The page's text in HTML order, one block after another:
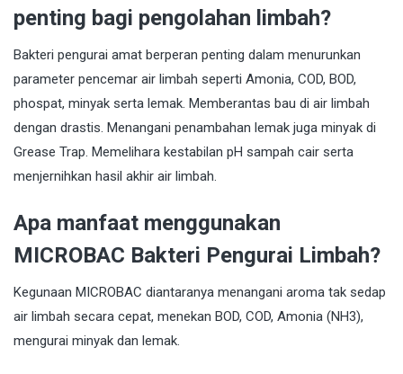
penting bagi pengolahan limbah?
Bakteri pengurai amat berperan penting dalam menurunkan
parameter pencemar air limbah seperti Amonia, COD, BOD,
phospat, minyak serta lemak. Memberantas bau di air limbah
dengan drastis. Menangani penambahan lemak juga minyak di
Grease Trap. Memelihara kestabilan pH sampah cair serta
menjernihkan hasil akhir air limbah.
Apa manfaat menggunakan
MICROBAC Bakteri Pengurai Limbah?
Kegunaan MICROBAC diantaranya menangani aroma tak sedap
air limbah secara cepat, menekan BOD, COD, Amonia (NH3),
mengurai minyak dan lemak.